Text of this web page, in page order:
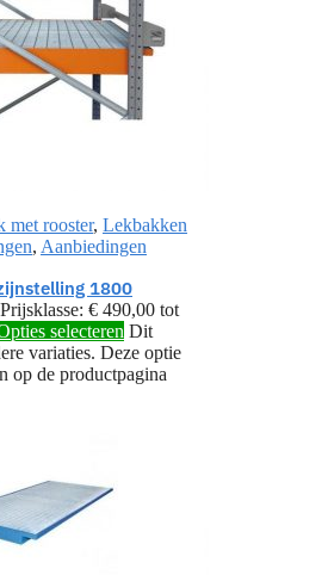
met rooster, Lekbakken
, Aanbiedingen
1800
Prijsklasse: € 490,00 tot
selecteren Dit
variaties. Deze optie
op de productpagina